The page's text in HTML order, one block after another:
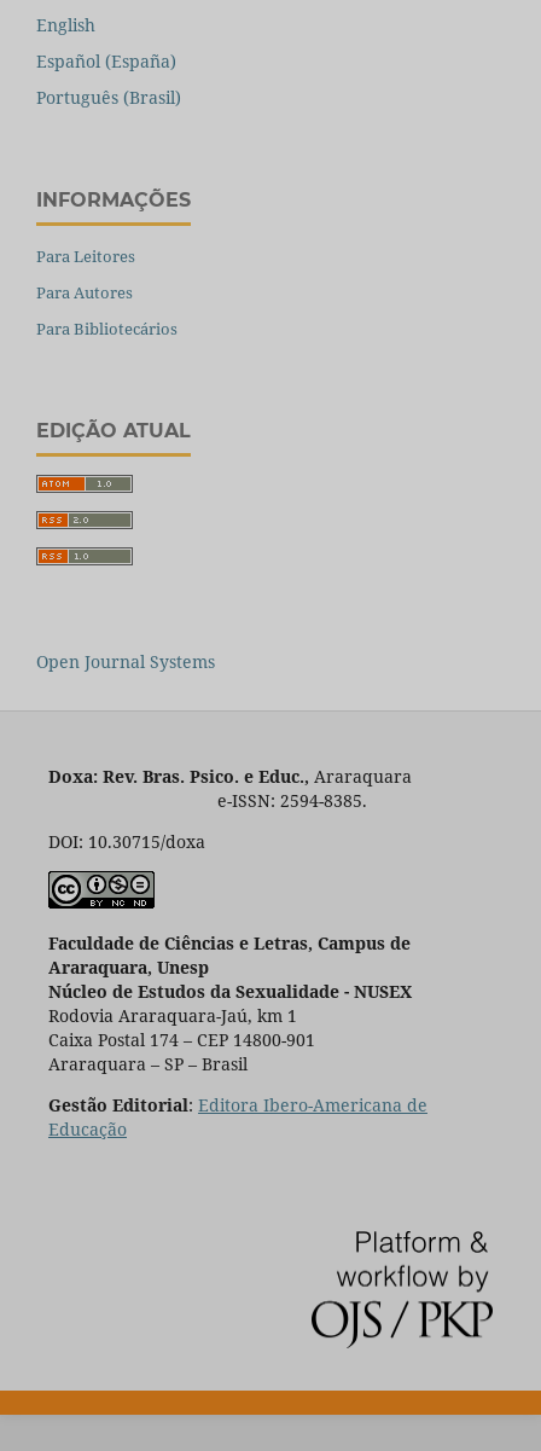
English
Español (España)
Português (Brasil)
INFORMAÇÕES
Para Leitores
Para Autores
Para Bibliotecários
EDIÇÃO ATUAL
Open Journal Systems
Doxa: Rev. Bras. Psico. e Educ., Araraquara
e-ISSN: 2594-8385.
DOI: 10.30715/doxa
Faculdade de Ciências e Letras, Campus de
Araraquara, Unesp
Núcleo de Estudos da Sexualidade - NUSEX
Rodovia Araraquara-Jaú, km 1
Caixa Postal 174 – CEP 14800-901
Araraquara – SP – Brasil
Gestão Editorial: Editora Ibero-Americana de
Educação